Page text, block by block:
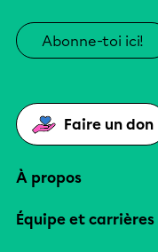
Abonne-toi ici!
Faire un don
À propos
Équipe et carrières